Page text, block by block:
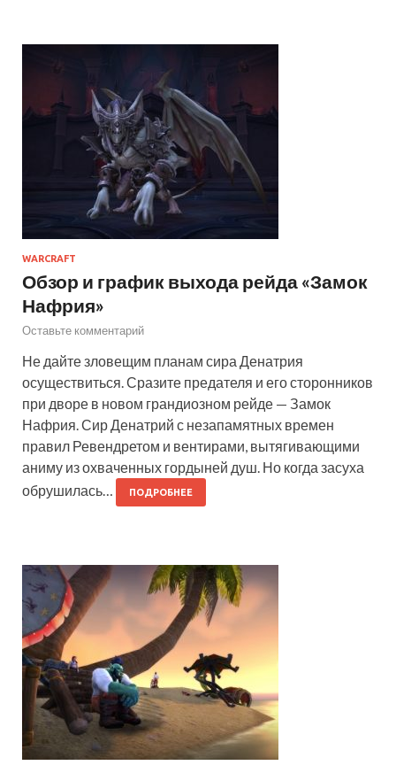
WARCRAFT
Обзор и график выхода рейда «Замок
Нафрия»
Оставьте комментарий
Не дайте зловещим планам сира Денатрия
осуществиться. Сразите предателя и его сторонников
при дворе в новом грандиозном рейде — Замок
Нафрия. Сир Денатрий с незапамятных времен
правил Ревендретом и вентирами, вытягивающими
аниму из охваченных гордыней душ. Но когда засуха
обрушилась…
ПОДРОБНЕЕ